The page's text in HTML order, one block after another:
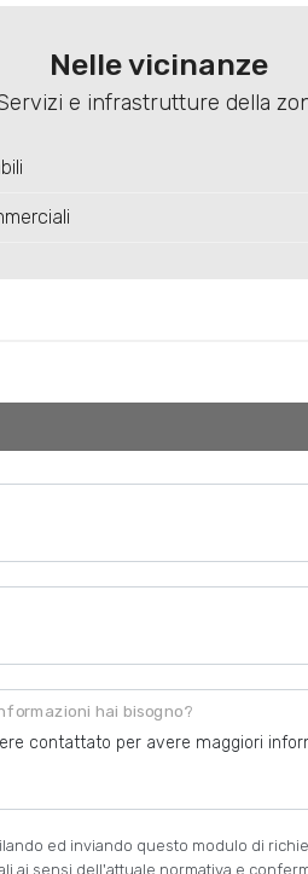
Nelle vicinanze
e infrastrutture della
hai bisogno?
ed inviando questo modulo di
ai sensi dell'attuale normativa e